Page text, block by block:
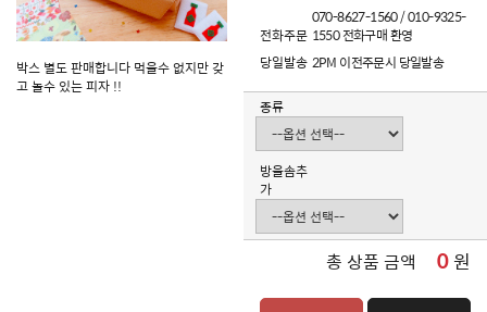
박스 별도 판매합니다 먹을수 없지만 갖
고 놀수 있는 피자 !!
전화주문
070-8627-1560 / 010-9325-
1550 전화구매 환영
당일발송 2PM 이전주문시 당일발송
종류
방울솜추
가
총 상품 금액 0원